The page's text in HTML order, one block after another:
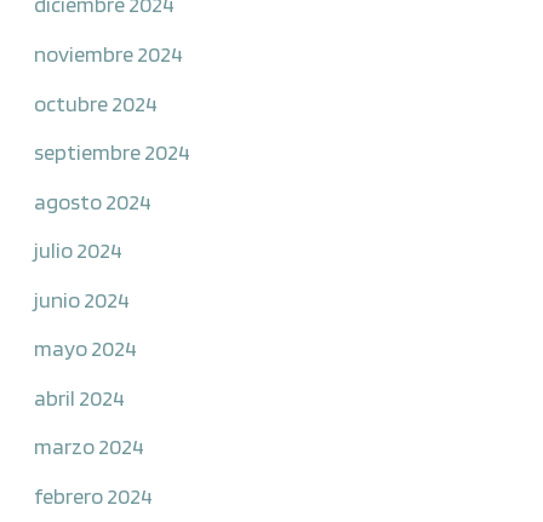
noviembre 2024
octubre 2024
septiembre 2024
agosto 2024
julio 2024
junio 2024
mayo 2024
abril 2024
marzo 2024
febrero 2024